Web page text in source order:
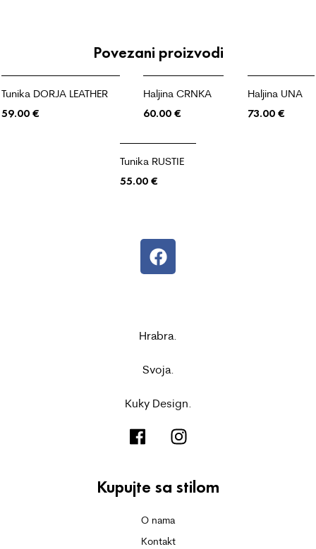
Povezani proizvodi
Tunika DORJA LEATHER
59.00 €
Haljina CRNKA
60.00€
Haljina UNA
73.00€
Tunika RUSTIE
55.00 €
Hrabra.
Svoja.
Kuky Design.
Kupujte sa stilom
O nama
Kontakt